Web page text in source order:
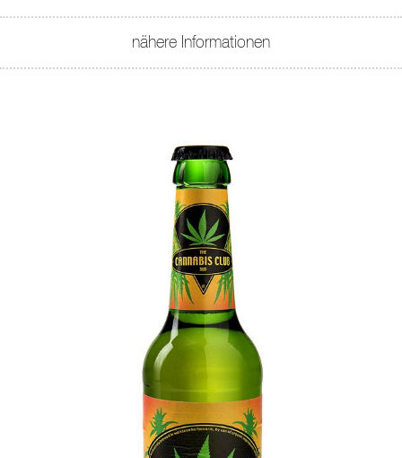
nähere Informationen